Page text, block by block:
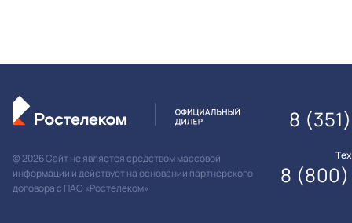
© 2026 Сайт не является средством массовой
информации и действует на основании партнерского
договора с ПАО «Ростелеком»
8
8